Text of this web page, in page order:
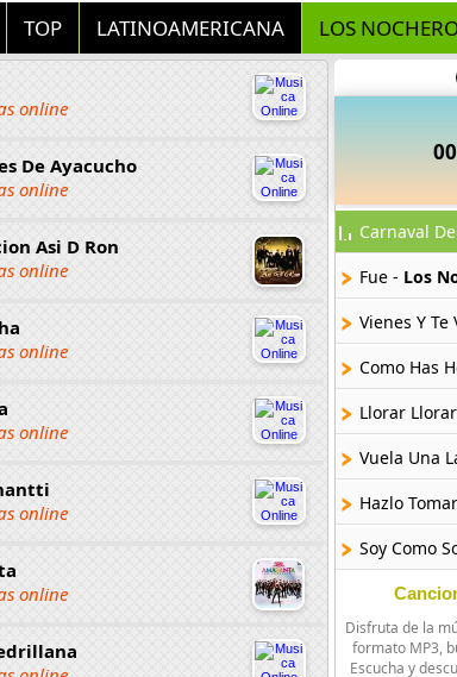
TOP LATINOAMERICANA LOS
online
De Ayacucho
online
Asi D Ron
online
online
online
online
online
Carnaval
Fue - Los
Vienes Y Te
Como Has
Llorar
Vuela Una
Hazlo
Soy Como
Disfruta de la
formato MP3,
Escucha y